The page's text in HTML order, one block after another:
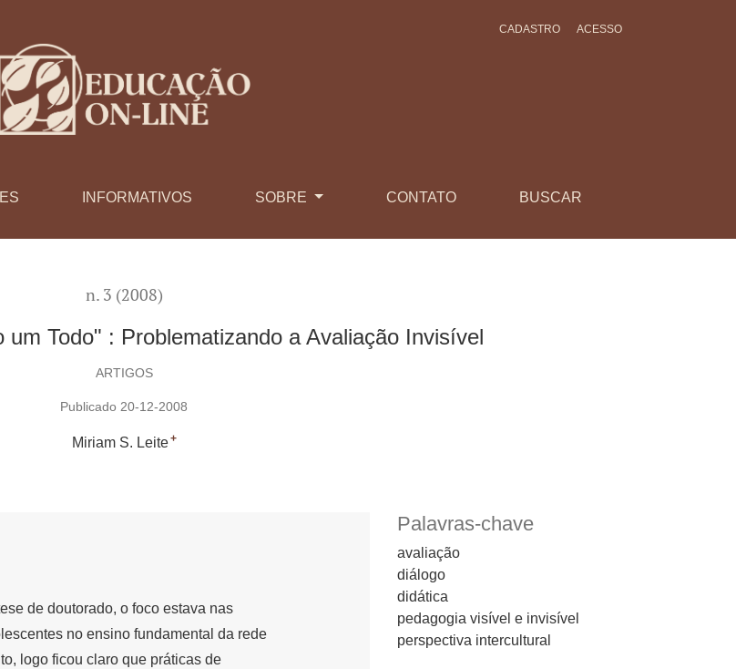
INFORMATIVOS SOBRE CONTATO BUSCAR
CADASTRO ACESSO
n. 3 (2008)
um Todo" : Problematizando a Avaliação Invisível
ARTIGOS
Publicado 20-12-2008
Miriam S. Leite+
Palavras-chave
avaliação
diálogo
didática
pedagogia visível e invisível
perspectiva intercultural
de doutorado, o foco estava nas
no ensino fundamental da rede
logo ficou claro que práticas de